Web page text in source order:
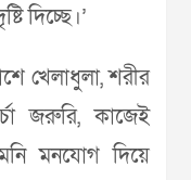
দিচ্ছে।’
খেলাধুলা, শরীর
জরুরি, কাজেই
মনযোগ দিয়ে